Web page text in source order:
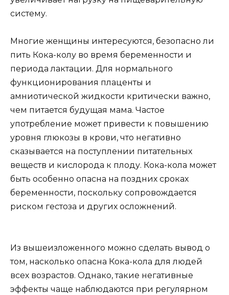
систему.
Многие женщины интересуются, безопасно ли
пить Кока-колу во время беременности и
периода лактации. Для нормального
функционирования плаценты и
амниотической жидкости критически важно,
чем питается будущая мама. Частое
употребление может привести к повышению
уровня глюкозы в крови, что негативно
сказывается на поступлении питательных
веществ и кислорода к плоду. Кока-кола может
быть особенно опасна на поздних сроках
беременности, поскольку сопровождается
риском гестоза и других осложнений.
Из вышеизложенного можно сделать вывод о
том, насколько опасна Кока-кола для людей
всех возрастов. Однако, такие негативные
эффекты чаще наблюдаются при регулярном